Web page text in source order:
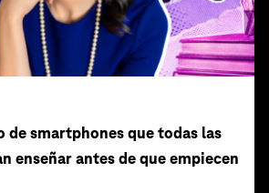
de smartphones que todas las
enseñar antes de que empiecen